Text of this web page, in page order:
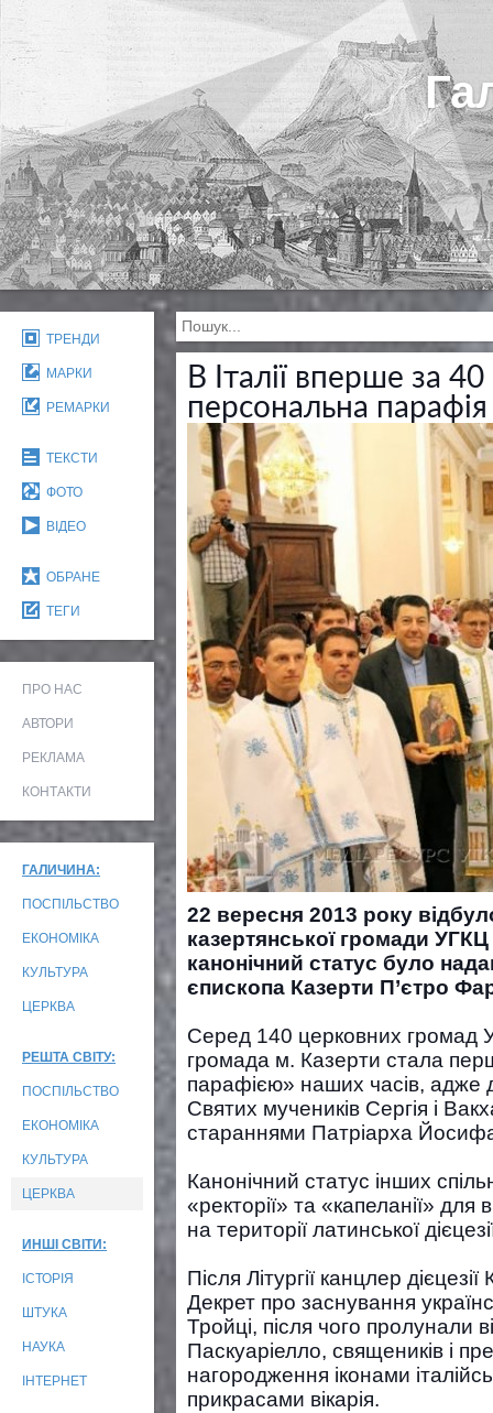
ТРЕНДИ
МАРКИ
РЕМАРКИ
ТЕКСТИ
ФОТО
ВІДЕО
ОБРАНЕ
ТЕГИ
ПРО НАС
АВТОРИ
РЕКЛАМА
КОНТАКТИ
ГАЛИЧИНА:
ПОСПІЛЬСТВО
ЕКОНОМІКА
КУЛЬТУРА
ЦЕРКВА
РЕШТА СВІТУ:
ПОСПІЛЬСТВО
ЕКОНОМІКА
КУЛЬТУРА
ЦЕРКВА
ИНШІ СВІТИ:
ІСТОРІЯ
ШТУКА
НАУКА
ІНТЕРНЕТ
В Італії вперше за
персональна
22 вересня 2013 року
казертянської громади
канонічний статус було
єпископа Казерти П’єтро
Серед 140 церковних громад
громада м. Казерти стала
парафією» наших часів, адже
Святих мучеників Сергія і
стараннями Патріарха
Канонічний статус інших
«ректорії» та «капеланії»
на території латинської
Після Літургії канцлер
Декрет про заснування
Тройці, після чого пролунали
Паскуаріелло, священиків і
нагородження іконами
прикрасами вікарія.